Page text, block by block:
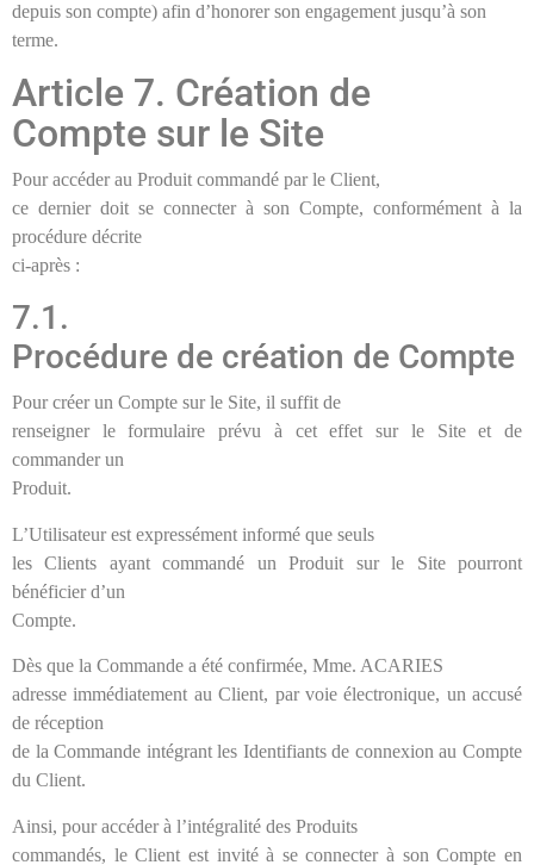
depuis son compte) afin d’honorer son engagement jusqu’à son
terme.
Article 7. Création de
Compte sur le Site
Pour accéder au Produit commandé par le Client,
ce dernier doit se connecter à son Compte, conformément à la
procédure décrite
ci-après :
7.1.
Procédure de création de Compte
Pour créer un Compte sur le Site, il suffit de
renseigner le formulaire prévu à cet effet sur le Site et de
commander un
Produit.
L’Utilisateur est expressément informé que seuls
les Clients ayant commandé un Produit sur le Site pourront
bénéficier d’un
Compte.
Dès que la Commande a été confirmée, Mme. ACARIES
adresse immédiatement au Client, par voie électronique, un accusé
de réception
de la Commande intégrant les Identifiants de connexion au Compte
du Client.
Ainsi, pour accéder à l’intégralité des Produits
commandés, le Client est invité à se connecter à son Compte en